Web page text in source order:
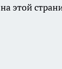
этой